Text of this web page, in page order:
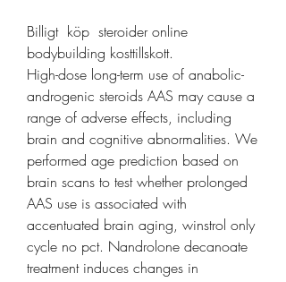
Billigt  köp  steroider online
bodybuilding kosttillskott.
High-dose long-term use of anabolic-
androgenic steroids AAS may cause a
range of adverse effects, including
brain and cognitive abnormalities. We
performed age prediction based on
brain scans to test whether prolonged
AAS use is associated with
accentuated brain aging, winstrol only
cycle no pct. Nandrolone decanoate
treatment induces changes in